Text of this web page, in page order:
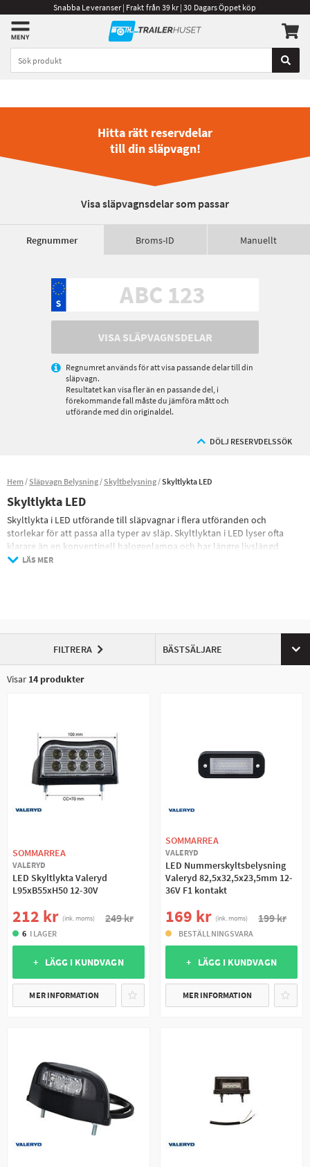
Snabba Leveranser | Frakt från 39 kr | 30 Dagars Öppet köp
Hitta rätt reservdelar
till din släpvagn!
Visa släpvagnsdelar som passar
Regnummer Broms-ID Manuellt
VISA SLÄPVAGNSDELAR
Regnumret används för att visa passande delar till din
släpvagn.
Resultatet kan visa fler än en passande del, i
förekommande fall måste du jämföra mått och
utförande med din originaldel.
DÖLJ RESERVDELSSÖK
Hem Släpvagn Belysning Skyltbelysning Skyltlykta LED
Skyltlykta LED
Skyltlykta i LED utförande till släpvagnar i flera utföranden och
storlekar för att passa alla typer av släp. Skyltlyktan i LED lyser ofta
klarare än en konventinell halogenlampa och har längre livslängd
vilket bidrar till bättre trafiksäkerhet samtidigt som du inte behöver
LÄS MER
FILTRERA BÄSTSÄLJARE
Visar 14 produkter
SOMMARREA
VALERYD
LED Skyltlykta Valeryd
L95xB55xH50 12-30V
212 kr (ink. moms) 249 kr
6 I LAGER
+ LÄGG I KUNDVAGN
MER INFORMATION
SOMMARREA
VALERYD
LED Nummerskyltsbelysning
Valeryd 82,5x32,5x23,5mm 12-
36V F1 kontakt
169 kr (ink. moms) 199 kr
BESTÄLLNINGSVARA
+ LÄGG I KUNDVAGN
MER INFORMATION